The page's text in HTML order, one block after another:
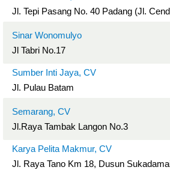
Jl. Tepi Pasang No. 40 Padang (Jl.
Sinar Wonomulyo
Jl Tabri No.17
Sumber Inti Jaya, CV
Jl. Pulau Batam
Semarang, CV
Jl.Raya Tambak Langon No.3
Karya Pelita Makmur, CV
Jl. Raya Tano Km 18, Dusun